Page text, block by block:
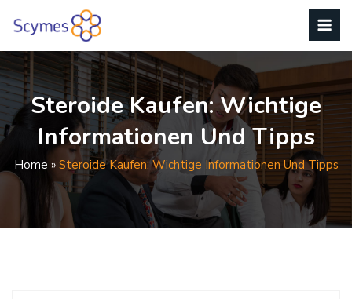
Steroide Kaufen: Wichtige
Informationen Und Tipps
Home » Steroide Kaufen: Wichtige Informationen Und Tipps